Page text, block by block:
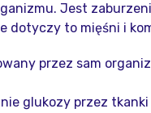
Jest
dotyczy to mięśni i
przez sam
glukozy przez